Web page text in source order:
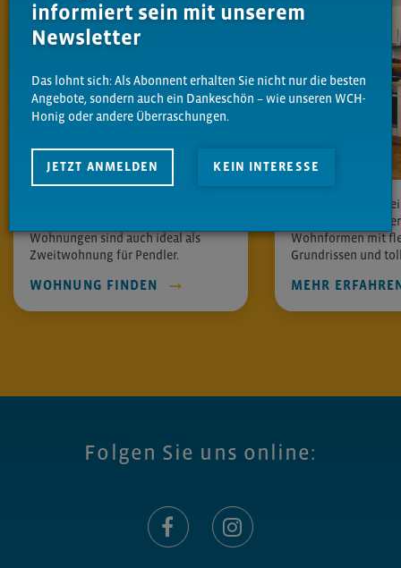
Wohnungen sind auch ideal als
Zweitwohnung für Pendler.
WOHNUNG FINDEN
Viel Raum, viele
Entdecken Sie
Wohnformen mit
Grundrissen und
MEHR
Folgen Sie uns online:
informiert sein mit unserem
Newsletter
Das lohnt sich: Als Abonnent erhalten Sie nicht nur die besten
Angebote, sondern auch ein Dankeschön – wie unseren WCH-
Honig oder andere Überraschungen.
JETZT ANMELDEN KEIN INTERESSE